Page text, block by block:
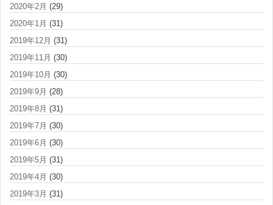
2020年2月 (29)
2020年1月 (31)
2019年12月 (31)
2019年11月 (30)
2019年10月 (30)
2019年9月 (28)
2019年8月 (31)
2019年7月 (30)
2019年6月 (30)
2019年5月 (31)
2019年4月 (30)
2019年3月 (31)